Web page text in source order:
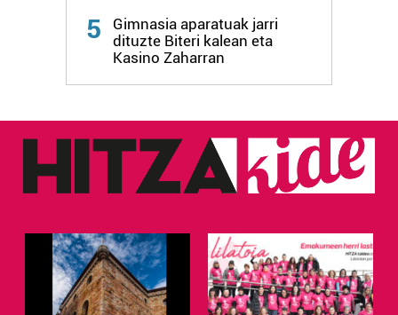
5
Gimnasia aparatuak jarri
dituzte Biteri kalean eta
Kasino Zaharran